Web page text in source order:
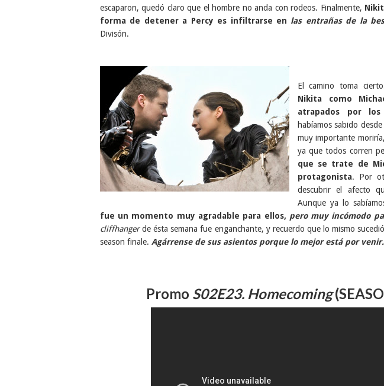
escaparon, quedó claro que el hombre no anda con rodeos. Finalmente,
forma de detener a Percy es infiltrarse en las entrañas de la
Divisón.
El camino toma
Nikita como
atrapados por
habíamos sabido
muy importante
ya que todos corren
que se trate de
protagonista. Por
descubrir el afecto
Aunque ya lo
fue un momento muy agradable para ellos, pero muy incómodo
cliffhangerde ésta semana fue enganchante, y recuerdo que lo mismo
season finale. Agárrense de sus asientos porque lo mejor está por venir.
Promo S02E23. Homecoming